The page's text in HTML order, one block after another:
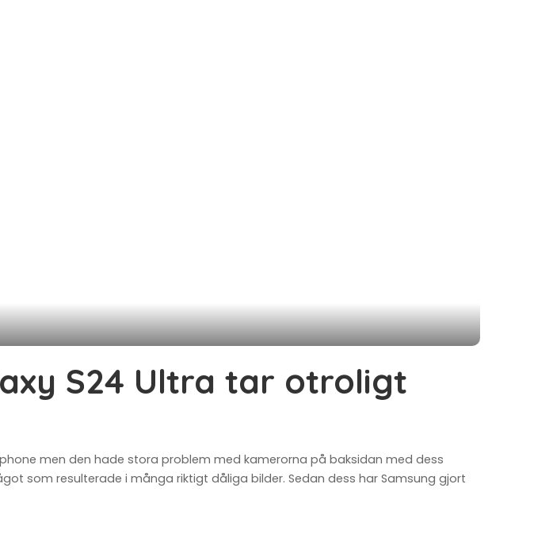
S24 Ultra tar otroligt
men den hade stora problem med kamerorna på baksidan med dess
som resulterade i många riktigt dåliga bilder. Sedan dess har Samsung gjort